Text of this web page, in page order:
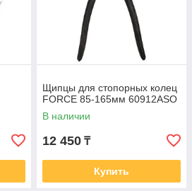
Щипцы для стопорных колец
FORCE 85-165мм 60912ASO
В наличии
12 450 ₸
Купить